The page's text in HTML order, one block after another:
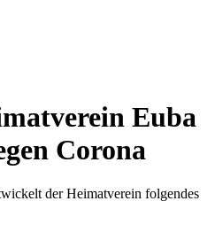
Euba
Corona
der Heimatverein folgendes